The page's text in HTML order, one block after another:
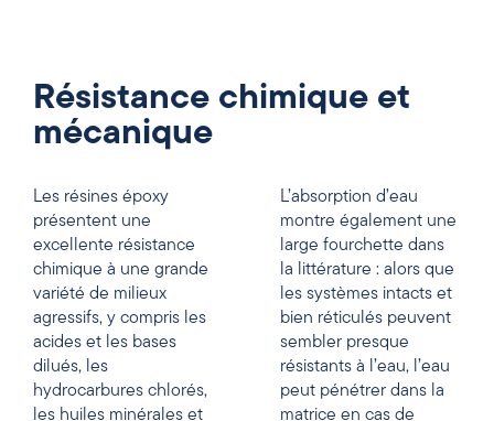
Résistance chimique et
mécanique
Les résines époxy
présentent une
excellente résistance
chimique à une grande
variété de milieux
agressifs, y compris les
acides et les bases
dilués, les
hydrocarbures chlorés,
les huiles minérales et
L’absorption d’eau
montre également une
large fourchette dans
la littérature : alors que
les systèmes intacts et
bien réticulés peuvent
sembler presque
résistants à l’eau, l’eau
peut pénétrer dans la
matrice en cas de